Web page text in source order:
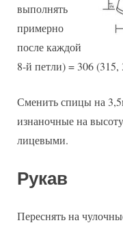
выполнять
примерно
после каждой
8-й петли) = 306 (315,
Сменить спицы на
изнаночные на
лицевыми.
Рукав
Переснять на